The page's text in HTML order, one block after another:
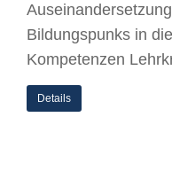
Bildungspunks in
Kompetenzen
Details